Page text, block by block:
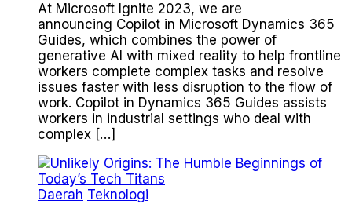
At Microsoft Ignite 2023, we are
announcing Copilot in Microsoft Dynamics 365
Guides, which combines the power of
generative AI with mixed reality to help frontline
workers complete complex tasks and resolve
issues faster with less disruption to the flow of
work. Copilot in Dynamics 365 Guides assists
workers in industrial settings who deal with
complex […]
Daerah Teknologi